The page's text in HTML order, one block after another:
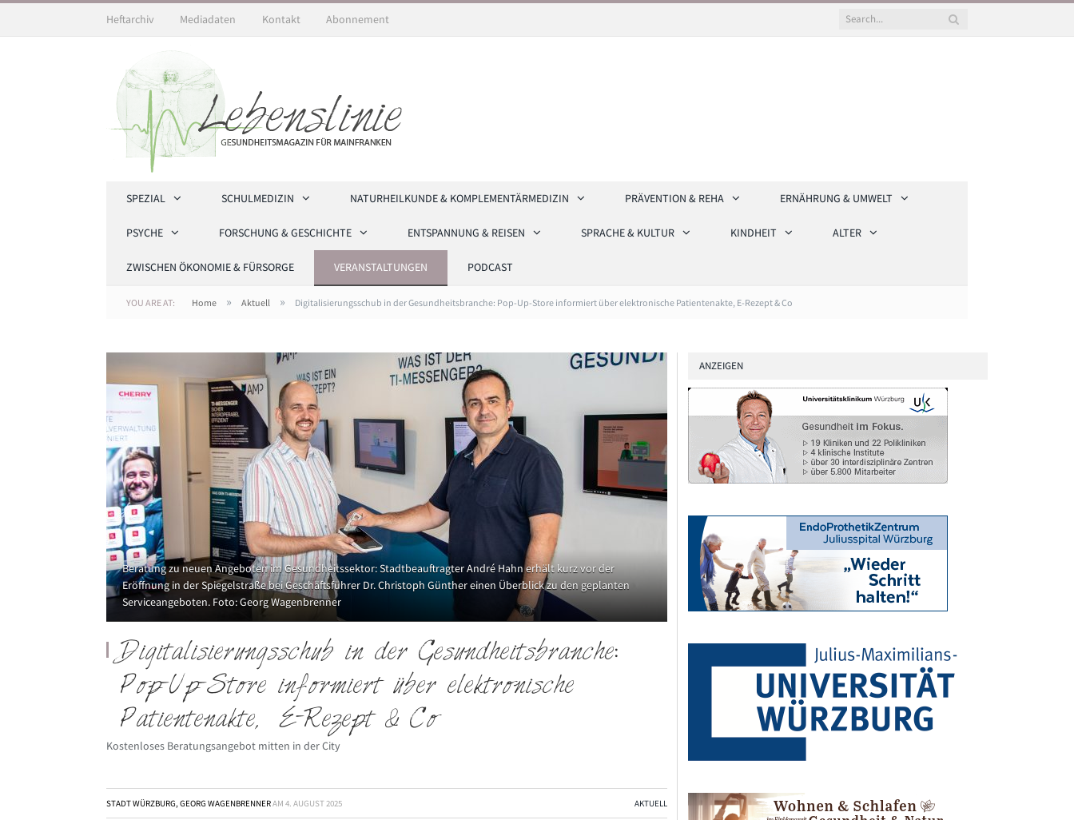
Heftarchiv Mediadaten Kontakt Abonnement
SPEZIAL SCHULMEDIZIN NATURHEILKUNDE & KOMPLEMENTÄRMEDIZIN PRÄVENTION & REHA ERNÄHRUNG & UMWELT
PSYCHE FORSCHUNG & GESCHICHTE ENTSPANNUNG & REISEN SPRACHE & KULTUR KINDHEIT ALTER
ZWISCHEN ÖKONOMIE & FÜRSORGE VERANSTALTUNGEN PODCAST
YOU ARE AT: Home » Aktuell » Digitalisierungsschub in der Gesundheitsbranche: Pop-Up-Store informiert über elektronische Patientenakte, E-Rezept & Co
Beratung zu neuen Angeboten im Gesundheitssektor: Stadtbeauftragter André Hahn erhält kurz vor der
Eröffnung in der Spiegelstraße bei Geschäftsführer Dr. Christoph Günther einen Überblick zu den geplanten
Serviceangeboten. Foto: Georg Wagenbrenner
Digitalisierungsschub in der Gesundheitsbranche:
Pop-Up-Store informiert über elektronische
Patientenakte, E-Rezept & Co
Kostenloses Beratungsangebot mitten in der City
STADT WÜRZBURG, GEORG WAGENBRENNERAM 4. AUGUST 2025 AKTUELL
ANZEIGEN